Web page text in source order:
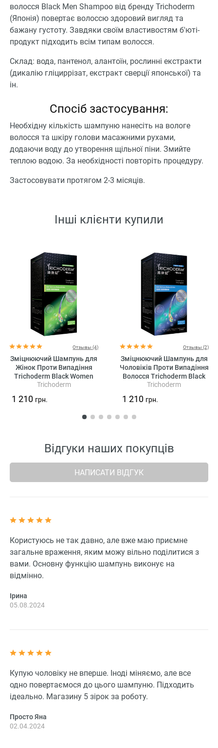
волосся Black Men Shampoo від бренду Trichoderm
(Японія) повертає волоссю здоровий вигляд та
бажану густоту. Завдяки своїм властивостям б'юті-
продукт підходить всім типам волосся.
Склад: вода, пантенол, алантоїн, рослинні екстракти
(дикалію гліциррізат, екстракт сверції японської) та
ін.
Спосіб застосування:
Необхідну кількість шампуню нанесіть на вологе
волосся та шкіру голови масажними рухами,
додаючи воду до утворення щільної піни. Змийте
теплою водою. За необхідності повторіть процедуру.
Застосовувати протягом 2-3 місяців.
Інші клієнти купили
Отзывы (4)
Зміцнюючий Шампунь для
Жінок Проти Випадіння
Trichoderm Black Women
Shampoo
Trichoderm
1 210 грн.
Отзывы (2)
Зміцнюючий Шампунь для
Чоловіків Проти Випадіння
Волосся Trichoderm Black
Men Shampoo
Trichoderm
1 210 грн.
Відгуки наших покупців
НАПИСАТИ ВІДГУК
Користуюсь не так давно, але вже маю приємне
загальне враження, яким можу вільно поділитися з
вами. Основну функцію шампунь виконує на
відмінно.
Ірина
05.08.2024
Купую чоловіку не вперше. Іноді міняємо, але все
одно повертаємося до цього шампуню. Підходить
ідеально. Магазину 5 зірок за роботу.
Просто Яна
02.04.2024